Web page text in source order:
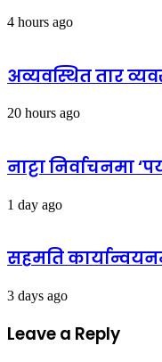
4 hours ago
अव्यवस्थित तार
20 hours ago
नाट्टा निर्वाचनमा
1 day ago
सहमति
3 days ago
Leave a Reply